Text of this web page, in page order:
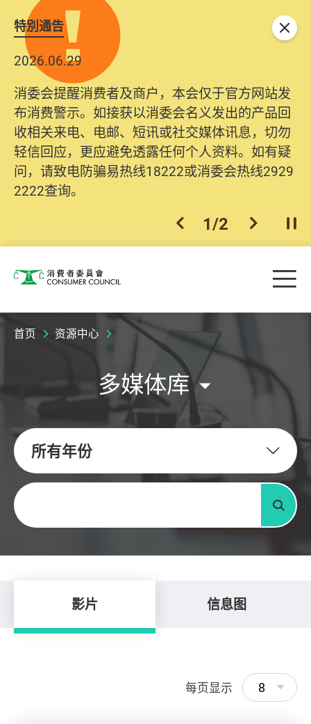
特別通告
2026.06.29
消委会提醒消费者及商户，本会仅于官方网站发
布消费警示。如接获以消委会名义发出的产品回
收相关来电、电邮、短讯或社交媒体讯息，切勿
轻信回应，更应避免透露任何个人资料。如有疑
问，请致电防骗易热线18222或消委会热线2929
2222查询。
2025.10.31
为提升使用者体验及网络安全，本会的投诉处理
系统已经进行升级及推出新功能。由2025年11月
10日起，消费者需要提供基本联络资料（包括姓
名、电邮及电话）注册帐户，才可提交投诉、查
询及建议。所有提交纪录将清晰整合于帐户中，
方便日后作出跟进。
上一个
2/2 下一个开
关闭
消费者委员会 目
首页 资源中心
多媒体库
所有年份
关键字
搜寻
影片 信息图
每页显示 8